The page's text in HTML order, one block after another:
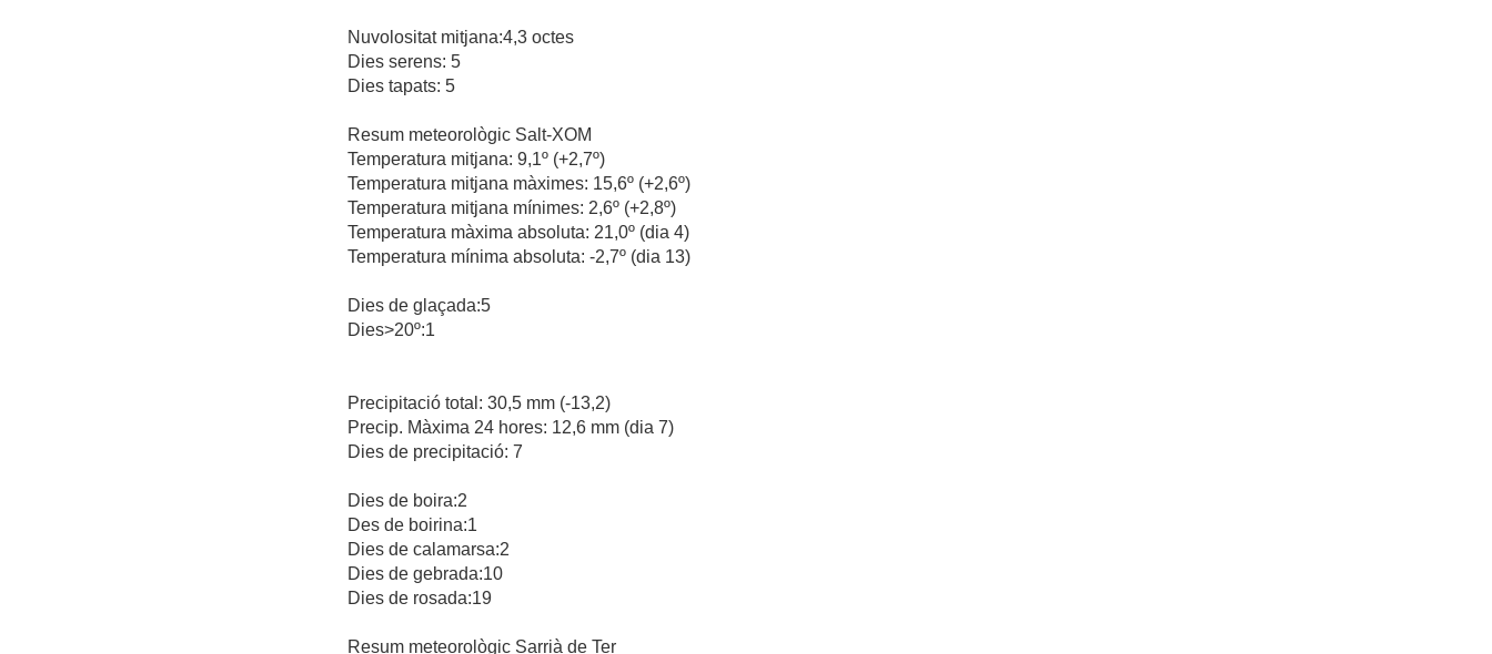
Nuvolositat mitjana:4,3 octes
Dies serens: 5
Dies tapats: 5
Resum meteorològic Salt-XOM
Temperatura mitjana: 9,1º (+2,7º)
Temperatura mitjana màximes: 15,6º (+2,6º)
Temperatura mitjana mínimes: 2,6º (+2,8º)
Temperatura màxima absoluta: 21,0º (dia 4)
Temperatura mínima absoluta: -2,7º (dia 13)
Dies de glaçada:5
Dies>20º:1
Precipitació total: 30,5 mm (-13,2)
Precip. Màxima 24 hores: 12,6 mm (dia 7)
Dies de precipitació: 7
Dies de boira:2
Des de boirina:1
Dies de calamarsa:2
Dies de gebrada:10
Dies de rosada:19
Resum meteorològic Sarrià de Ter